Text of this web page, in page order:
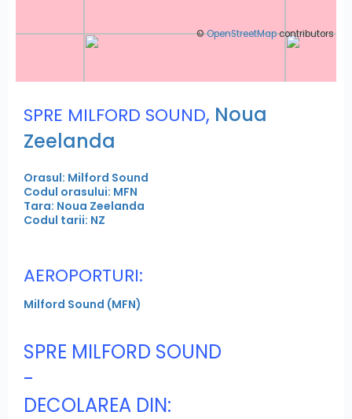
©OpenStreetMapcontributors
SPRE MILFORD SOUND, Noua
Zeelanda
Orasul: Milford Sound
Codul orasului: MFN
Tara: Noua Zeelanda
Codul tarii: NZ
AEROPORTURI:
Milford Sound (MFN)
SPRE MILFORD SOUND
-
DECOLAREA DIN: